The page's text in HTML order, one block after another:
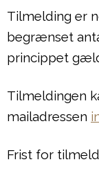
Tilmelding er
begrænset
princippet
Tilmeldingen
mailadressen
Frist for